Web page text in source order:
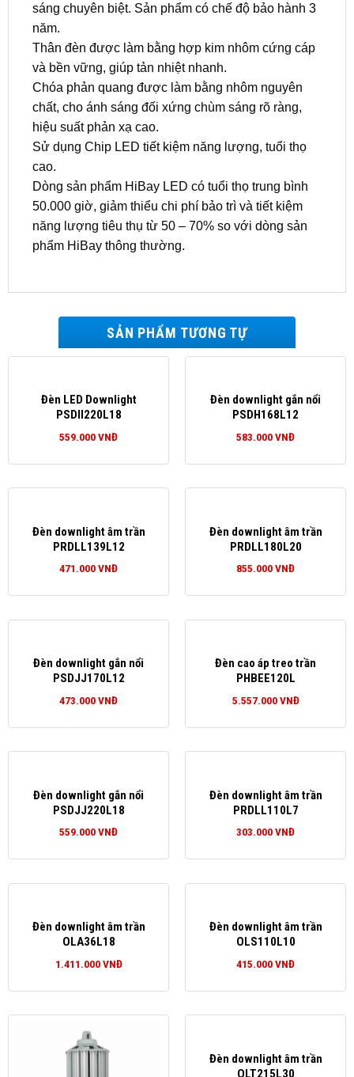
sáng chuyên biệt. Sản phẩm có chế độ bảo hành 3
năm.
Thân đèn được làm bằng hợp kim nhôm cứng cáp
và bền vững, giúp tản nhiệt nhanh.
Chóa phản quang được làm bằng nhôm nguyên
chất, cho ánh sáng đối xứng chùm sáng rõ ràng,
hiệu suất phản xạ cao.
Sử dụng Chip LED tiết kiệm năng lượng, tuổi thọ
cao.
Dòng sản phẩm HiBay LED có tuổi thọ trung bình
50.000 giờ, giảm thiểu chi phí bảo trì và tiết kiệm
năng lượng tiêu thụ từ 50 – 70% so với dòng sản
phẩm HiBay thông thường.
SẢN PHẨM TƯƠNG TỰ
Đèn LED Downlight
PSDII220L18
559.000VNĐ
Đèn downlight gắn nổi
PSDH168L12
583.000VNĐ
Đèn downlight âm trần
PRDLL139L12
471.000VNĐ
Đèn downlight âm trần
PRDLL180L20
855.000VNĐ
Đèn downlight gắn nổi
PSDJJ170L12
473.000VNĐ
Đèn cao áp treo trần
PHBEE120L
5.557.000VNĐ
Đèn downlight gắn nổi
PSDJJ220L18
559.000VNĐ
Đèn downlight âm trần
PRDLL110L7
303.000VNĐ
Đèn downlight âm trần
OLA36L18
1.411.000VNĐ
Đèn downlight âm trần
OLS110L10
415.000VNĐ
Đèn downlight âm trần
OLT215L30